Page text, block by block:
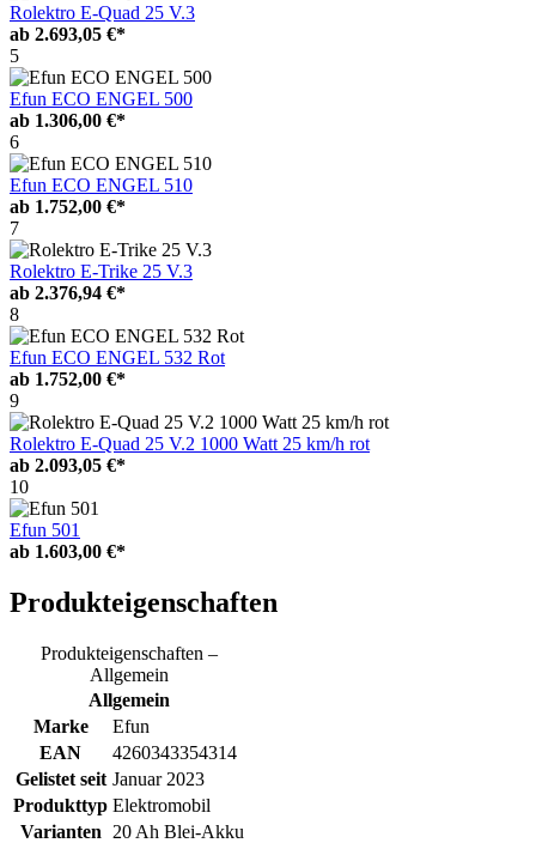
Rolektro E-Quad 25 V.3
ab 2.693,05 €*
5
Efun ECO ENGEL 500
ab 1.306,00 €*
6
Efun ECO ENGEL 510
ab 1.752,00 €*
7
Rolektro E-Trike 25 V.3
ab 2.376,94 €*
8
Efun ECO ENGEL 532 Rot
ab 1.752,00 €*
9
Rolektro E-Quad 25 V.2 1000 Watt 25 km/h rot
ab 2.093,05 €*
10
Efun 501
ab 1.603,00 €*
Produkteigenschaften
Produkteigenschaften –
Allgemein
Allgemein
Marke
Efun
EAN
4260343354314
Gelistet seit Januar 2023
Produkttyp Elektromobil
Varianten
20 Ah Blei-Akku